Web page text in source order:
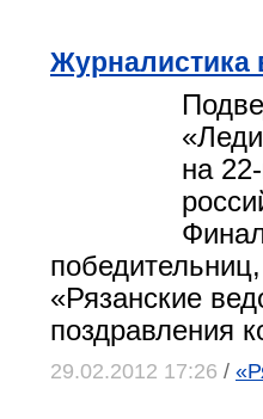
Журналистика
на
«Рязанские
поздравления
29.02.2012 17:26 /